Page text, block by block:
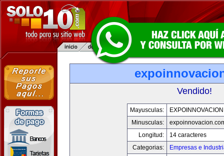
Vendido!
Mayusculas:
Minusculas:
Longitud:
14 caracteres
Categorias:
Empresas e